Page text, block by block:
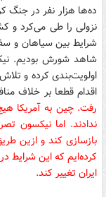
ده‌ها هزار نفر در جنگ
نزولی را طی می‌کرد و
شرایط بین سیاهان و
شاهد شورش بودیم.
اولویت‌بندی کرده و
اقدام قطعا بر خلاف
رفت. چین به آمریکا
ندادند. اما نیکسون
بازسازی کند و ازین
کرده‌ایم که این شرایط
ایران تغییر کند.